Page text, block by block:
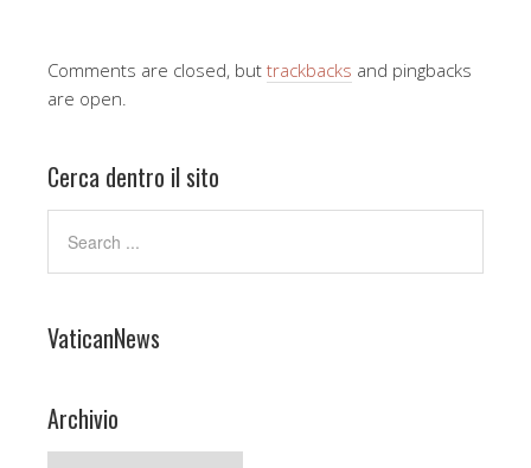
Comments are closed, but trackbacks and pingbacks
are open.
Cerca dentro il sito
VaticanNews
Archivio